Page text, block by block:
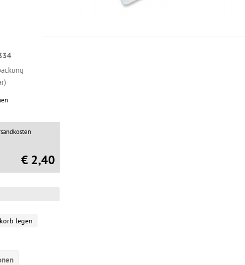
€ 2,40
legen